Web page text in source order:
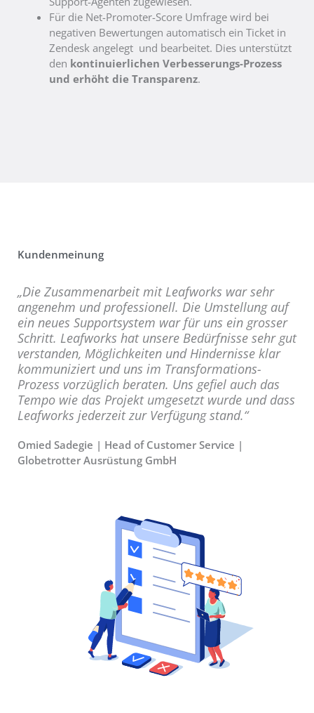
Für die Net-Promoter-Score Umfrage wird bei
negativen Bewertungen automatisch ein Ticket in
Zendesk angelegt und bearbeitet. Dies unterstützt
den kontinuierlichen Verbesserungs-Prozess
und erhöht die Transparenz.
Kundenmeinung
„Die Zusammenarbeit mit Leafworks war sehr
angenehm und professionell. Die Umstellung auf
ein neues Supportsystem war für uns ein grosser
Schritt. Leafworks hat unsere Bedürfnisse sehr gut
verstanden, Möglichkeiten und Hindernisse klar
kommuniziert und uns im Transformations-
Prozess vorzüglich beraten. Uns gefiel auch das
Tempo wie das Projekt umgesetzt wurde und dass
Leafworks jederzeit zur Verfügung stand.“
Omied Sadegie | Head of Customer Service |
Globetrotter Ausrüstung GmbH